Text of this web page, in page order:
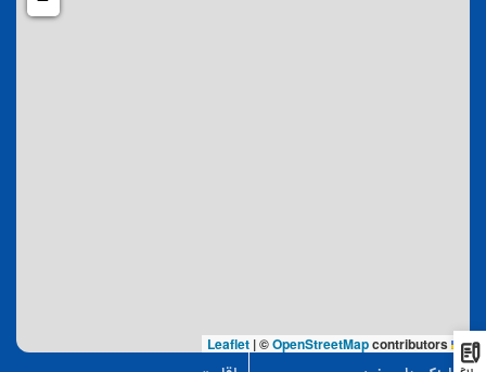
Leaflet
|©OpenStreetMapcontributors